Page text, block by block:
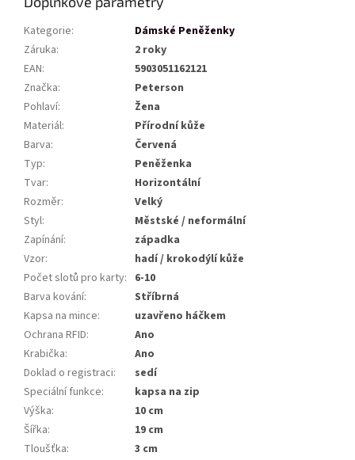
Kategorie:
Dámské Peněženky
Záruka:
2 roky
EAN:
5903051162121
Značka:
Peterson
Pohlaví:
Žena
Materiál:
Přírodní kůže
Barva:
Červená
Typ:
Peněženka
Tvar:
Horizontální
Rozměr:
Velký
Styl:
Městské / neformální
Zapínání:
západka
Vzor:
hadí / krokodýlí kůže
Počet slotů pro karty: 6-10
Barva kování:
Stříbrná
Kapsa na mince:
uzavřeno háčkem
Ochrana RFID:
Ano
Krabička:
Ano
Doklad o registraci:
sedí
Speciální funkce:
kapsa na zip
Výška:
10 cm
Šířka:
19 cm
Tloušťka: 3 cm